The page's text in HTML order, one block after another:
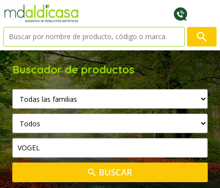
Buscador de productos